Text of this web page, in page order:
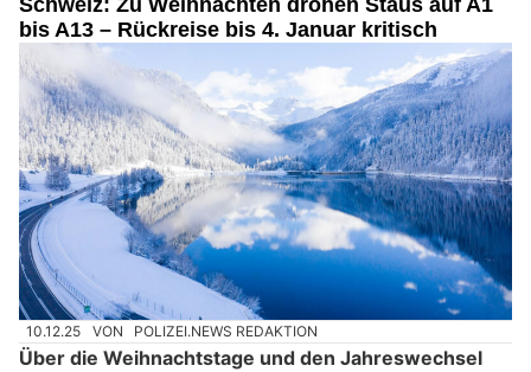
Schweiz: Zu Weihnachten drohen Staus auf A1
bis A13 – Rückreise bis 4. Januar kritisch
10.12.25 VON POLIZEI.NEWS REDAKTION
Über die Weihnachtstage und den Jahreswechsel